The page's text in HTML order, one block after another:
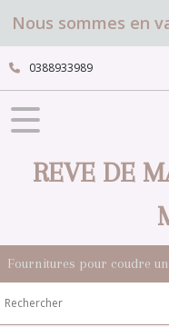
Nous sommes en
0388933989
REVE DE